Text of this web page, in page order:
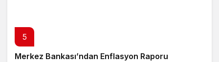
5
Merkez Bankası’ndan Enflasyon Raporu